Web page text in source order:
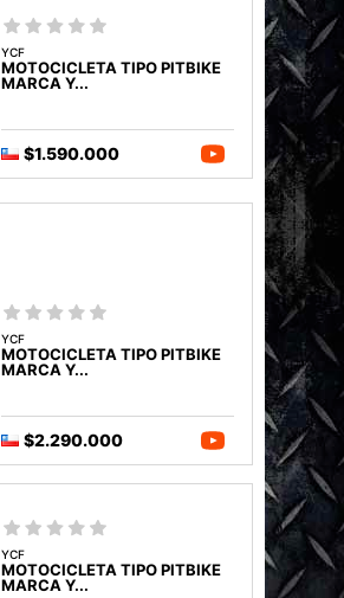
YCF
MOTOCICLETA TIPO PITBIKE
MARCA Y...
$1.590.000
YCF
MOTOCICLETA TIPO PITBIKE
MARCA Y...
$2.290.000
YCF
MOTOCICLETA TIPO PITBIKE
MARCA Y...